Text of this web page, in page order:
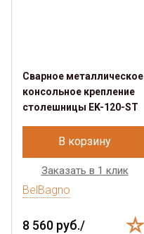
Сварное металлическое
консольное крепление
столешницы EK-120-ST
В корзину
Заказать в 1 клик
BelBagno
8 560 руб./